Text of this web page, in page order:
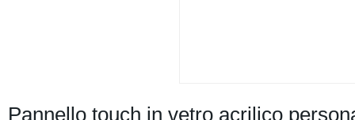
Pannello touch in vetro acrilico